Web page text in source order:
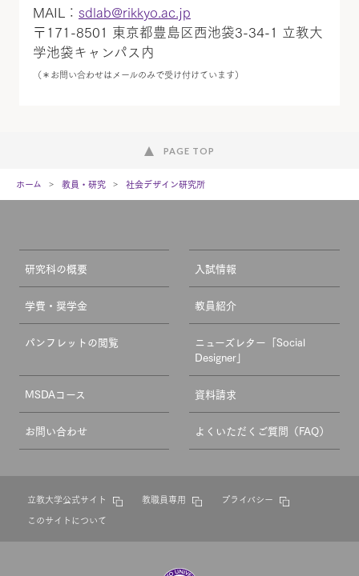
MAIL： sdlab@rikkyo.ac.jp
〒171-8501 東京都豊島区西池袋3-34-1 立教大
学池袋キャンパス内
（＊お問い合わせはメールのみで受け付けています）
PAGE TOP
ホーム 教員・研究 社会デザイン研究所
研究科の概要 入試情報
学費・奨学金 教員紹介
パンフレットの閲覧
ニューズレター「Social
Designer」
MSDAコース 資料請求
お問い合わせ よくいただくご質問（FAQ）
立教大学公式サイト 教職員専用
プライバシー
このサイトについて